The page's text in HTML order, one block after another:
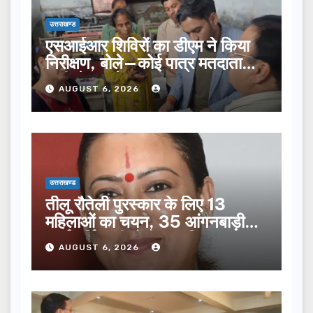
उत्तराखण्ड
एसआईआर शिविरों का डीएम ने किया
निरीक्षण, बोले—कोई पात्र मतदाता
सूची से न छूटे…
AUGUST 6, 2026
उत्तराखण्ड
तीलू रौतेली पुरस्कार के लिए 13
महिलाओं का चयन, 35 आंगनबाड़ी
कार्यकर्तियां भी होंगी सम्मानित…
AUGUST 6, 2026